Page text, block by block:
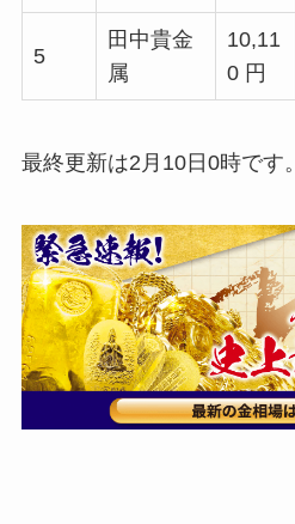
5
田中貴金
属
10,11
0 円
最終更新は2月10日0時です。